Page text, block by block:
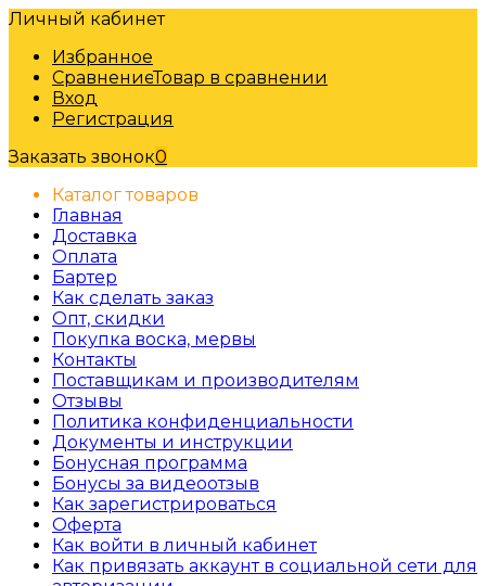
Личный кабинет
Избранное
СравнениеТовар в сравнении
Вход
Регистрация
Заказать звонок0
Каталог товаров
Главная
Доставка
Оплата
Бартер
Как сделать заказ
Опт, скидки
Покупка воска, мервы
Контакты
Поставщикам и производителям
Отзывы
Политика конфиденциальности
Документы и инструкции
Бонусная программа
Бонусы за видеоотзыв
Как зарегистрироваться
Оферта
Как войти в личный кабинет
Как привязать аккаунт в социальной сети для